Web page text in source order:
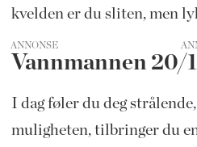
kvelden er du sliten, men
ANNONSE
Vannmannen 20/
I dag føler du deg
muligheten, tilbringer du